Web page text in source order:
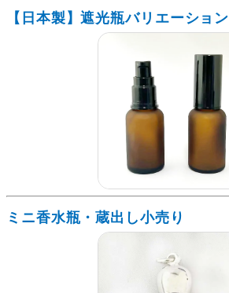
【日本製】遮光瓶バリエーション
ミニ香水瓶・蔵出し小売り